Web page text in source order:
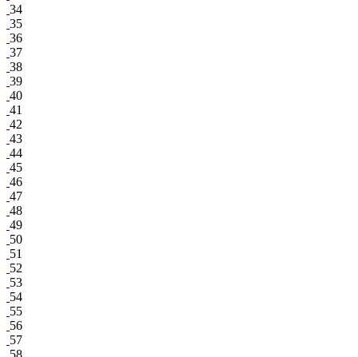
34
35
36
37
38
39
40
41
42
43
44
45
46
47
48
49
50
51
52
53
54
55
56
57
58